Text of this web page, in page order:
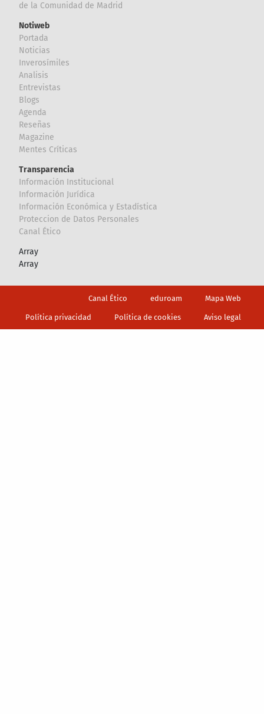
de la Comunidad de Madrid
Notiweb
Portada
Noticias
Inverosímiles
Analisis
Entrevistas
Blogs
Agenda
Reseñas
Magazine
Mentes Críticas
Transparencia
Información Institucional
Información Jurídica
Información Económica y Estadística
Proteccion de Datos Personales
Canal Ético
Array
Array
Canal Ético eduroam Mapa Web
Política privacidad Política de cookies Aviso legal